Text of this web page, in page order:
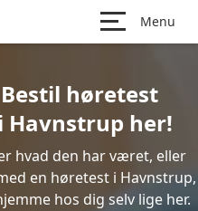
Menu
høretest
Havnstrup her!
hvad den har været, eller
en høretest i Havnstrup,
hos dig selv lige her.